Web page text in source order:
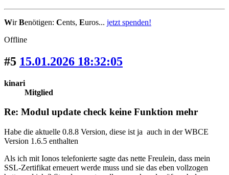
WirBenötigen: Cents, Euros... jetzt spenden!
Offline
#5 15.01.2026 18:32:05
kinari
Mitglied
Re: Modul update check keine Funktion mehr
Habe die aktuelle 0.8.8 Version, diese ist ja auch in der WBCE
Version 1.6.5 enthalten
Als ich mit Ionos telefonierte sagte das nette Freulein, dass mein
SSL-Zertifikat erneuert werde muss und sie das eben vollzogen